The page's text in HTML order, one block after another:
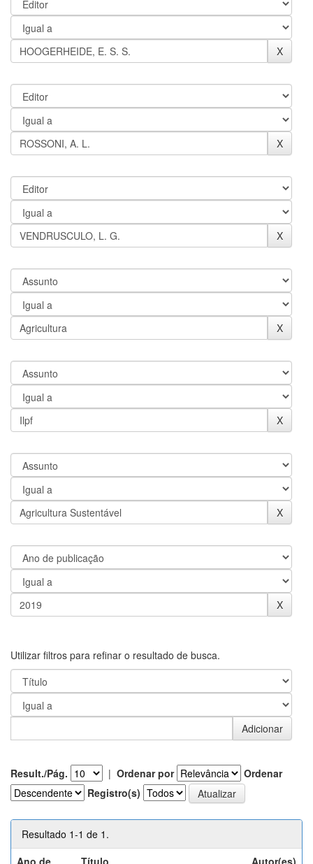
Utilizar filtros para refinar o resultado de busca.
Result./Pág. | Ordenar por
Ordenar
Registro(s)
Resultado 1-1 de 1.
Ano de
Título Autor(es)